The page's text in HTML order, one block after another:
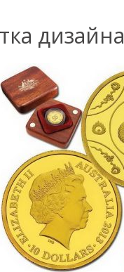
дизайна